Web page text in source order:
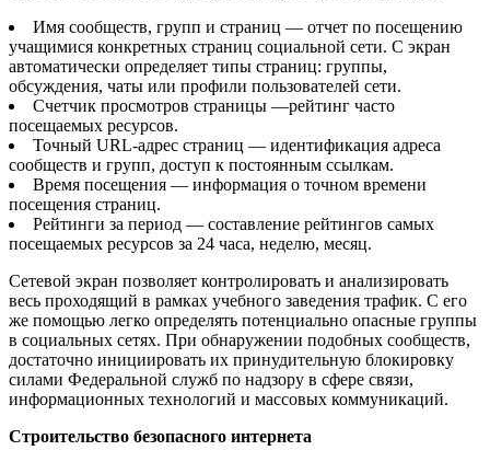
Имя сообществ, групп и страниц — отчет по посещению
учащимися конкретных страниц социальной сети. С экран
автоматически определяет типы страниц: группы,
обсуждения, чаты или профили пользователей сети.
Счетчик просмотров страницы —рейтинг часто
посещаемых ресурсов.
Точный URL-адрес страниц — идентификация адреса
сообществ и групп, доступ к постоянным ссылкам.
Время посещения — информация о точном времени
посещения страниц.
Рейтинги за период — составление рейтингов самых
посещаемых ресурсов за 24 часа, неделю, месяц.
Сетевой экран позволяет контролировать и анализировать
весь проходящий в рамках учебного заведения трафик. С его
же помощью легко определять потенциально опасные группы
в социальных сетях. При обнаружении подобных сообществ,
достаточно инициировать их принудительную блокировку
силами Федеральной служб по надзору в сфере связи,
информационных технологий и массовых коммуникаций.
Строительство безопасного интернета